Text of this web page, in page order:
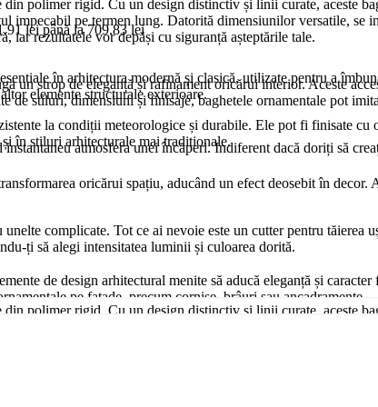
din polimer rigid. Cu un design distinctiv și linii curate, aceste
impecabil pe termen lung. Datorită dimensiunilor versatile, se
iar rezultatele vor depăși cu siguranță așteptările tale.
oricărui spațiu, aducând un efect deosebit în
complicate. Tot ce ai nevoie este un cutter pentru
ți să alegi intensitatea luminii și culoarea dorită.
punct de interes vizual, dar oferi camerei tale o dimensiune
în arhitectura modernă și clasică, utilizate pentru a
elemente structurale exterioare.
la condiții meteorologice și durabile. Ele pot fi finisate
în stiluri arhitecturale mai tradiționale.
de design arhitectural menite să aducă eleganță și
pe fațade, precum cornișe, brâuri sau ancadramente.
la intemperii, oferind o durabilitate ridicată chiar și în
impact.
un strop de eleganță și rafinament oricărui interior. Aceste
de stiluri, dimensiuni și finisaje, baghetele ornamentale pot
atmosfera unei încăperi. Indiferent dacă doriți să
polimer rigid. Cu un design distinctiv și linii curate, aceste
impecabil pe termen lung. Datorită dimensiunilor versatile, se
iar rezultatele vor depăși cu siguranță așteptările tale.
lei până la 709.83 lei